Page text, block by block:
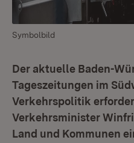
Symbolbild
Der aktuelle Baden-
Tageszeitungen im
Verkehrspolitik
Verkehrsminister
Land und Kommunen